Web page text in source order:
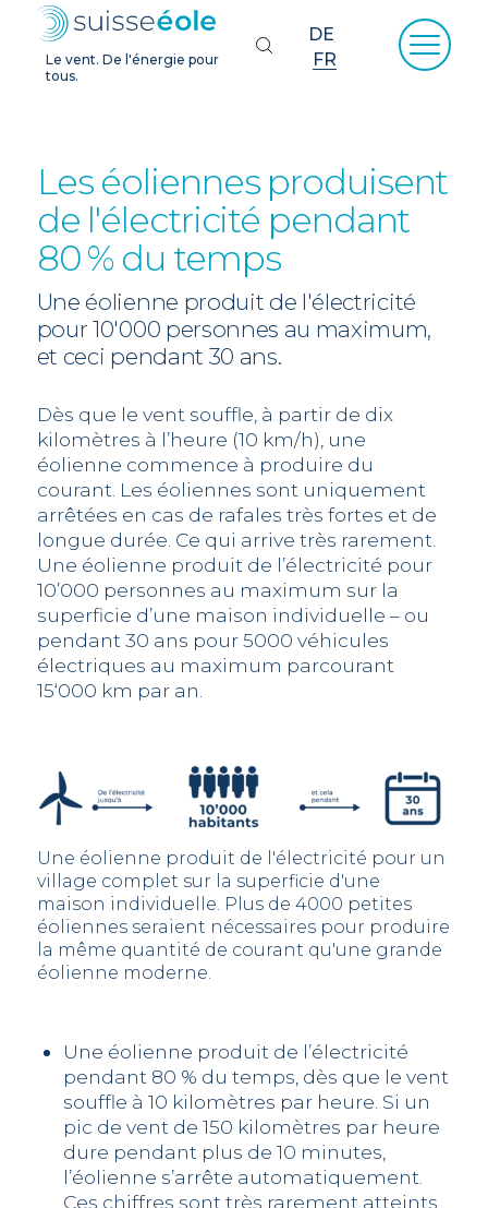
Le vent. De l'énergie pour
tous.
DE
FR
Les éoliennes produisent
de l'électricité pendant
80 % du temps
Une éolienne produit de l'électricité
pour 10'000 personnes au maximum,
et ceci pendant 30 ans.
Dès que le vent souffle, à partir de dix
kilomètres à l’heure (10 km/h), une
éolienne commence à produire du
courant. Les éoliennes sont uniquement
arrêtées en cas de rafales très fortes et de
longue durée. Ce qui arrive très rarement.
Une éolienne produit de l’électricité pour
10’000 personnes au maximum sur la
superficie d’une maison individuelle – ou
pendant 30 ans pour 5000 véhicules
électriques au maximum parcourant
15‘000 km par an.
Une éolienne produit de l'électricité pour un
village complet sur la superficie d'une
maison individuelle. Plus de 4000 petites
éoliennes seraient nécessaires pour produire
la même quantité de courant qu'une grande
éolienne moderne.
Une éolienne produit de l’électricité
pendant 80 % du temps, dès que le vent
souffle à 10 kilomètres par heure. Si un
pic de vent de 150 kilomètres par heure
dure pendant plus de 10 minutes,
l’éolienne s’arrête automatiquement.
Ces chiffres sont très rarement atteints